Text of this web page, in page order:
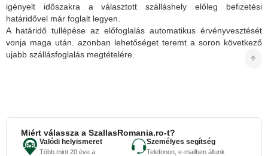
igényelt időszakra a választott szálláshely előleg befizetési
határidővel már foglalt legyen.
A határidő tullépése az előfoglalás automatikus érvényvesztését
vonja maga után. azonban lehetőséget teremt a soron következő
ujabb szállásfoglalás megtételére.
Miért válassza a SzallasRomania.ro-t?
Valódi helyismeret
Több mint 20 éve a
Személyes segítség
Telefonon, e-mailben állunk